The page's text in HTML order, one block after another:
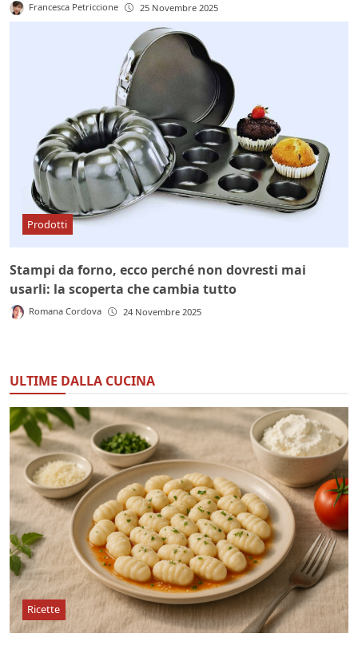
Francesca Petriccione 25 Novembre 2025
Prodotti
Stampi da forno, ecco perché non dovresti mai
usarli: la scoperta che cambia tutto
Romana Cordova 24 Novembre 2025
ULTIME DALLA CUCINA
Ricette